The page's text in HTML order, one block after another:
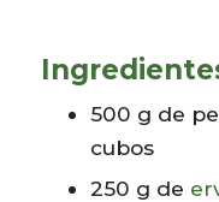
500 g de
cubos
250 g de